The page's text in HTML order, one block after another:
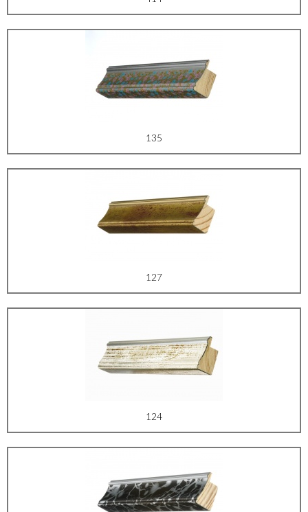
135
127
124